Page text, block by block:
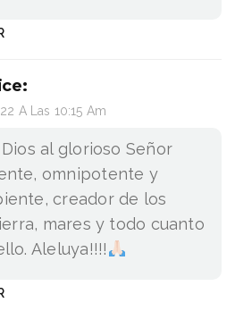
A Las 10:15 Am
Dios al glorioso Señor
omnipotente y
creador de los
mares y todo cuanto
Aleluya!!!!